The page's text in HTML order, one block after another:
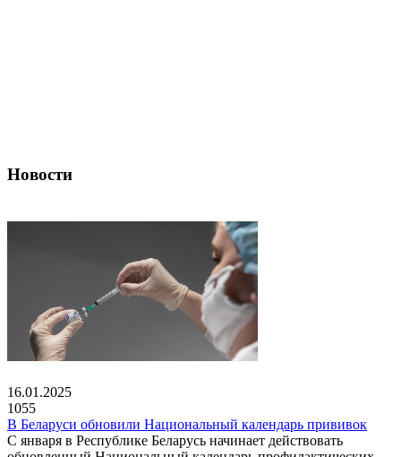
Новости
16.01.2025
1055
В Беларуси обновили Национальный календарь прививок
С января в Республике Беларусь начинает действовать